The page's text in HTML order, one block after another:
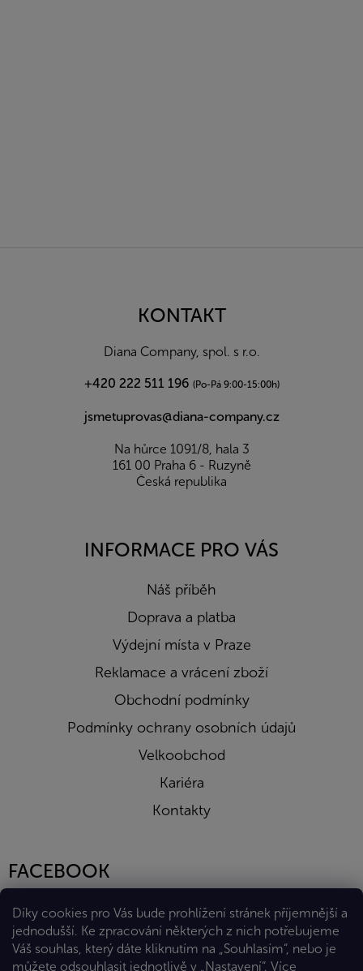
Díky cookies pro Vás bude prohlížení stránek příjemnější a
jednodušší. Ke zpracování některých z nich potřebujeme
Váš souhlas, který dáte kliknutím na „Souhlasím“, nebo je
můžete odsouhlasit jednotlivě v „Nastavení“. Více
KONTAKT
Diana Company, spol. s r.o.
+420 222 511 196 (Po-Pá 9:00-15:00h)
jsmetuprovas@diana-company.cz
Na hůrce 1091/8, hala 3
161 00 Praha 6 - Ruzyně
Česká republika
INFORMACE PRO VÁS
Náš příběh
Doprava a platba
Výdejní místa v Praze
Reklamace a vrácení zboží
Obchodní podmínky
Podmínky ochrany osobních údajů
Velkoobchod
Kariéra
Kontakty
FACEBOOK